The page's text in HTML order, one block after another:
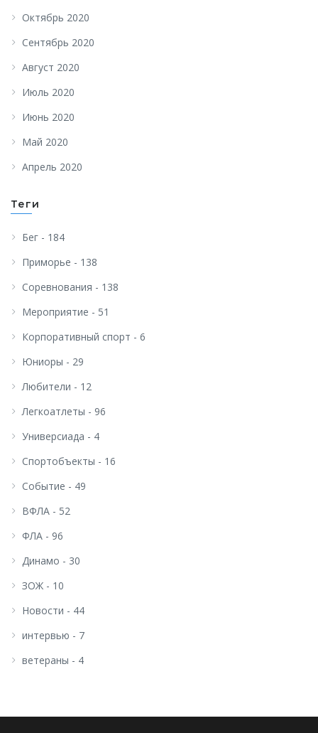
Октябрь 2020
Сентябрь 2020
Август 2020
Июль 2020
Июнь 2020
Май 2020
Апрель 2020
Теги
Бег - 184
Приморье - 138
Соревнования - 138
Мероприятие - 51
Корпоративный спорт - 6
Юниоры - 29
Любители - 12
Легкоатлеты - 96
Универсиада - 4
Спортобъекты - 16
Событие - 49
ВФЛА - 52
ФЛА - 96
Динамо - 30
ЗОЖ - 10
Новости - 44
интервью - 7
ветераны - 4